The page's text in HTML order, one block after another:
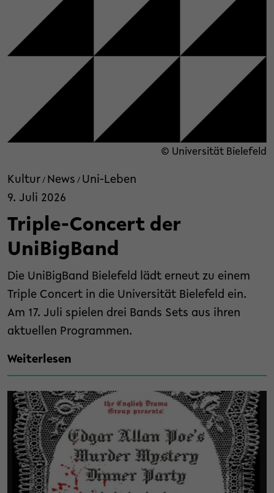
© Universität Bielefeld
Kultur / News / Uni-Leben
9. Juli 2026
Triple-Concert der
UniBigBand
Die UniBigBand Bielefeld lädt erneut zu einem
Triple Concert in die Universität Bielefeld ein.
Am 17. Juli spielen drei Bands Sets aus ihren
aktuellen Programmen.
Weiterlesen